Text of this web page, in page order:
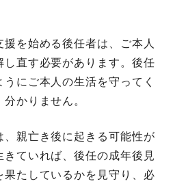
を始める後任者は、ご本人
直す必要があります。後任
にご本人の生活を守ってく
かりません。
、親亡き後に起きる可能性が
ていれば、後任の成年後見
果たしているかを見守り、必